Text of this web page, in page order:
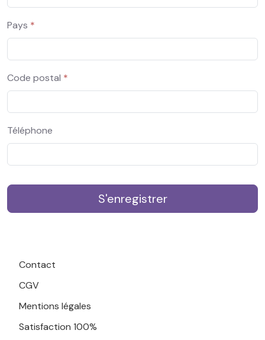
Pays *
Code postal *
Téléphone
S'enregistrer
Contact
CGV
Mentions légales
Satisfaction 100%